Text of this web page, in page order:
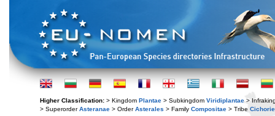
Higher Classification: > Kingdom Plantae > Subkingdom Viridiplantae >
> SuperorderAsteranae > OrderAsterales > Family Compositae > Tribe